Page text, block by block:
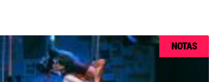
NOTAS